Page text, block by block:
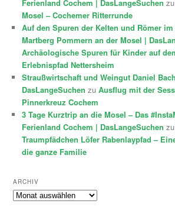
Ferienland Cochem | DasLangeSuchen
Mosel – Cochemer Ritterrunde
Auf den Spuren der Kelten und Römer
Martberg Pommern an der Mosel |
Archäologische Spuren für Kinder auf
Erlebnispfad Nettersheim
Straußwirtschaft und Weingut Daniel
DasLangeSuchen zuAusflug mit der
Pinnerkreuz Cochem
3 Tage Kurztrip an die Mosel – Das
Ferienland Cochem | DasLangeSuchen
Traumpfädchen Löfer Rabenlaypfad –
die ganze Familie
ARCHIV
Archiv